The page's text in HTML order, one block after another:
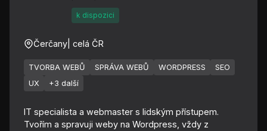
k dispozici
Čerčany | celá ČR
TVORBA WEBŮ SPRÁVA WEBŮ WORDPRESS
SEO
UX
+3 další
IT specialista a webmaster s lidským přístupem.
Tvořím a spravuji weby na Wordpress, vždy z